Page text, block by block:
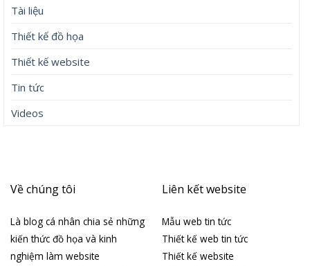
Tài liệu
Thiết kế đồ họa
Thiết kế website
Tin tức
Videos
Về chúng tôi
Là blog cá nhân chia sẻ những
kiến thức đồ họa và kinh
nghiệm làm website
Liên kết website
Mẫu web tin tức
Thiết kế web tin tức
Thiết kế website